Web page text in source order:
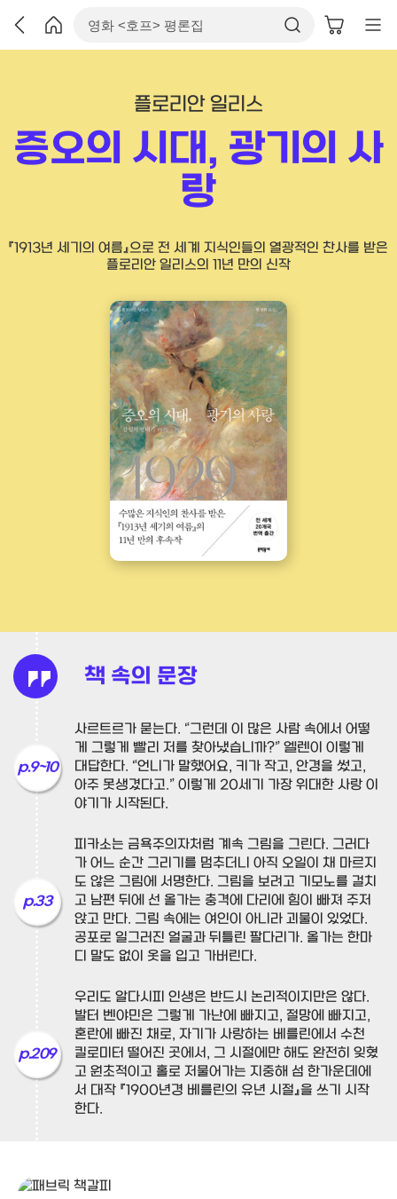
플로리안 일리스
증오의 시대, 광기의 사
랑
『1913년 세기의 여름』으로 전 세계 지식인들의 열광적인 찬사를 받은
플로리안 일리스의 11년 만의 신작
책 속의 문장
p.9~10
사르트르가 묻는다. “그런데 이 많은 사람 속에서 어떻
게 그렇게 빨리 저를 찾아냈습니까?” 엘렌이 이렇게
대답한다. “언니가 말했어요, 키가 작고, 안경을 썼고,
아주 못생겼다고.” 이렇게 20세기 가장 위대한 사랑 이
야기가 시작된다.
p.33
피카소는 금욕주의자처럼 계속 그림을 그린다. 그러다
가 어느 순간 그리기를 멈추더니 아직 오일이 채 마르지
도 않은 그림에 서명한다. 그림을 보려고 기모노를 걸치
고 남편 뒤에 선 올가는 충격에 다리에 힘이 빠져 주저
앉고 만다. 그림 속에는 여인이 아니라 괴물이 있었다.
공포로 일그러진 얼굴과 뒤틀린 팔다리가. 올가는 한마
디 말도 없이 옷을 입고 가버린다.
p.209
우리도 알다시피 인생은 반드시 논리적이지만은 않다.
발터 벤야민은 그렇게 가난에 빠지고, 절망에 빠지고,
혼란에 빠진 채로, 자기가 사랑하는 베를린에서 수천
킬로미터 떨어진 곳에서, 그 시절에만 해도 완전히 잊혔
고 원초적이고 홀로 저물어가는 지중해 섬 한가운데에
서 대작 『1900년경 베를린의 유년 시절』을 쓰기 시작
한다.